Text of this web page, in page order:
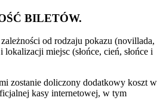
BILETÓW.
od rodzaju pokazu (novillada,
miejsc (słońce, cień, słońce i
zostanie doliczony dodatkowy koszt w
kasy internetowej, w tym